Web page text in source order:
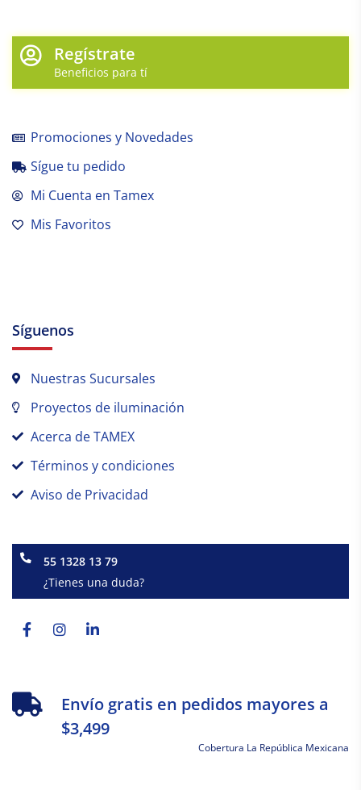
Regístrate
Beneficios para tí
Promociones y Novedades
Sígue tu pedido
Mi Cuenta en Tamex
Mis Favoritos
Síguenos
Nuestras Sucursales
Proyectos de iluminación
Acerca de TAMEX
Términos y condiciones
Aviso de Privacidad
55 1328 13 79
¿Tienes una duda?
f
Envío gratis en pedidos mayores a
$3,499
Cobertura La República Mexicana